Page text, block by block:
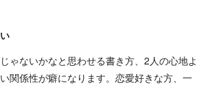
ゃないかなと思わせる書き方、2人の心地よ
関係性が癖になります。恋愛好きな方、一